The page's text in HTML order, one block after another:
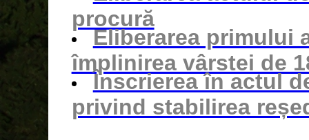
procură
Eliberarea primului
împlinirea vârstei de
Înscrierea în actul
privind stabilirea